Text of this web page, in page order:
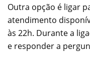
Outra opção é ligar
atendimento
às 22h. Durante a
e responder a